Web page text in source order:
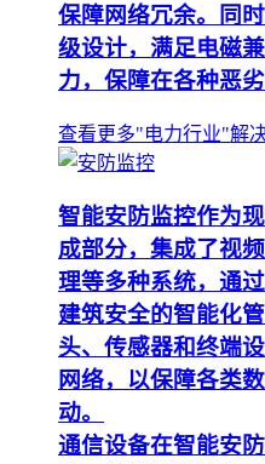
保障网络冗余。同
级设计，满足电磁
力，保障在各种恶
查看更多"电力行业"解
智能安防监控作为
成部分，集成了视
理等多种系统，通
建筑安全的智能化
头、传感器和终端
网络，以保障各类
动。
通信设备在智能安